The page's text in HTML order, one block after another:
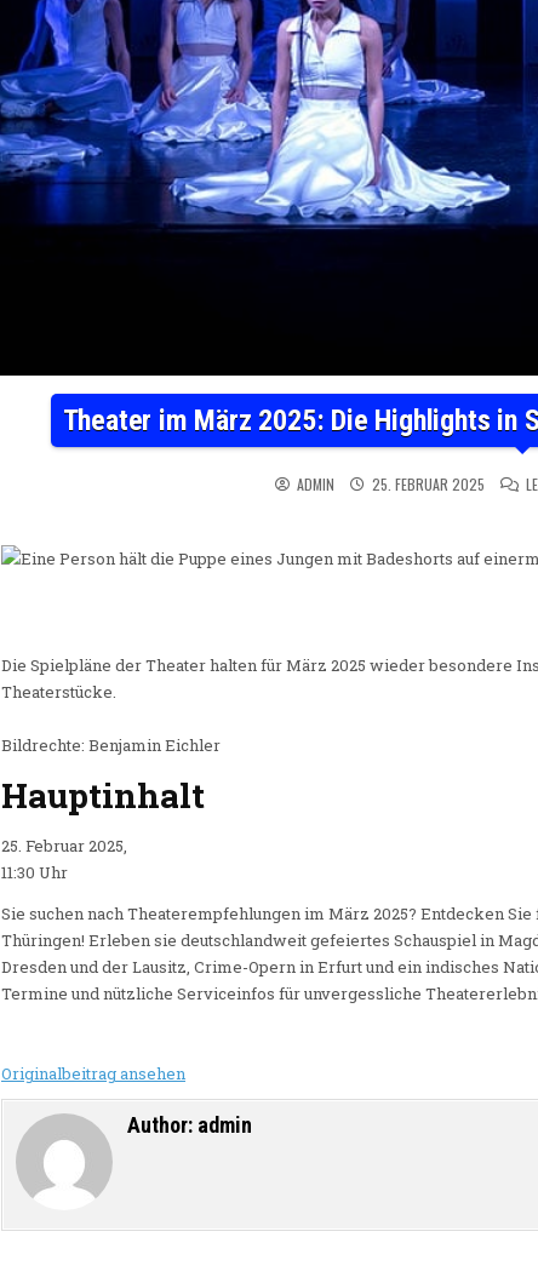
Theater im März 2025: Die Highlights in
ADMIN 25. FEBRUAR 2025
Die Spielpläne der Theater halten für März 2025 wieder besondere
Theaterstücke.
Bildrechte: Benjamin Eichler
Hauptinhalt
25. Februar 2025,
11:30 Uhr
Sie suchen nach Theaterempfehlungen im März 2025? Entdecken
Thüringen! Erleben sie deutschlandweit gefeiertes Schauspiel in
Dresden und der Lausitz, Crime-Opern in Erfurt und ein indisches
Termine und nützliche Serviceinfos für unvergessliche
Originalbeitrag ansehen
Author: admin